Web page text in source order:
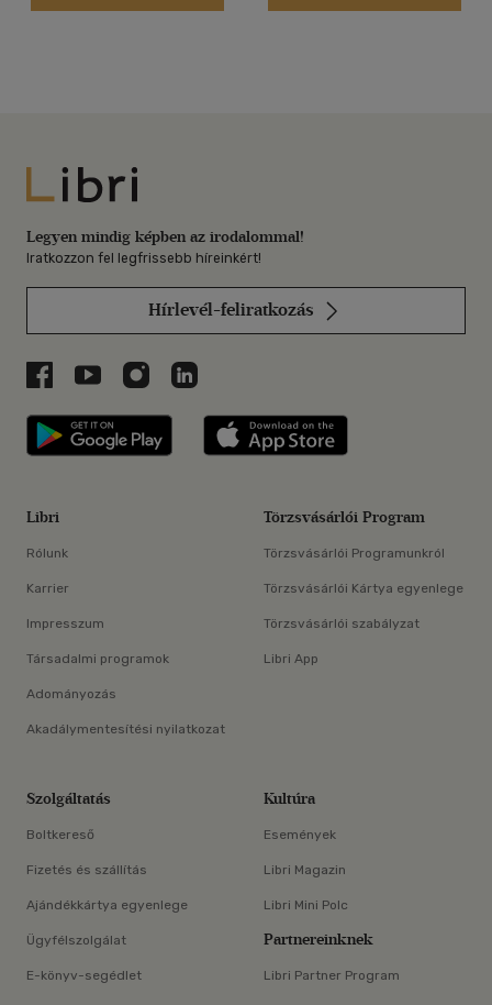
Libri
Legyen mindig képben az irodalommal!
Iratkozzon fel legfrissebb híreinkért!
Hírlevél-feliratkozás
Libri a Facebookon
Libri a Youtube-on
Libri az Instagramon
Libri a LinkedInen
Libri applikáció Szerezd meg: Google
Libri
Rólunk
Karrier
Impresszum
Társadalmi programok
Adományozás
Akadálymentesítési nyilatkozat
Törzsvásárlói Program
Törzsvásárlói Programunkról
Törzsvásárlói Kártya egyenlege
Törzsvásárlói szabályzat
Libri App
Szolgáltatás
Boltkereső
Fizetés és szállítás
Ajándékkártya egyenlege
Ügyfélszolgálat
E-könyv-segédlet
Kultúra
Események
Libri Magazin
Libri Mini Polc
Partnereinknek
Libri Partner Program